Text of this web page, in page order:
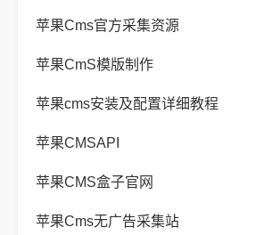
苹果Cms官方采集资源
苹果CmS模版制作
苹果cms安装及配置详细教程
苹果CMSAPI
苹果CMS盒子官网
苹果Cms无广告采集站